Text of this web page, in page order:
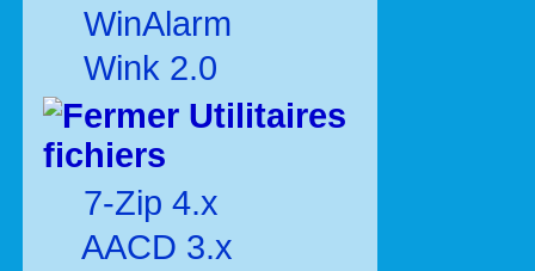
WinAlarm
Wink 2.0
Utilitaires
fichiers
7-Zip 4.x
AACD 3.x